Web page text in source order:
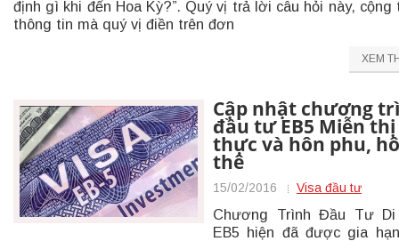
định gì khi đến Hoa Kỳ?”. Quý vị trả lời câu hỏi này, cộng
thông tin mà quý vị điền trên đơn
XEM
Cập nhật chương
đầu tư EB5 Miễn thị
thực và hôn phu,
thê
15/02/2016 Visa đầu tư
Chương Trình Đầu Tư Di
EB5 hiện đã được gia